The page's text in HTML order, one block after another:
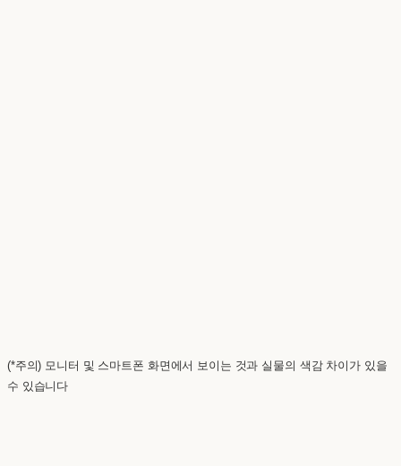
(*주의) 모니터 및 스마트폰 화면에서 보이는 것과 실물의 색감 차이가 있을
수 있습니다